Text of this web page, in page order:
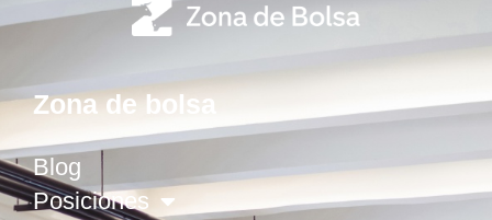
Zona de bolsa
Blog
Posiciones